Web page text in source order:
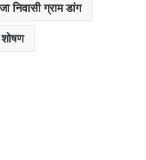
निवासी ग्राम डांग
शोषण